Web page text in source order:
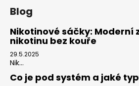
Blog
Nikotinové sáčky: Moderní
nikotinu bez kouře
29.5.2025
Nik...
Co je pod systém a jaké